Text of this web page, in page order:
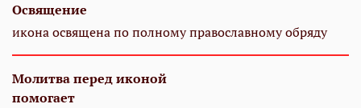
Освящение
икона освящена по полному православному обряду
Молитва перед иконой
помогает